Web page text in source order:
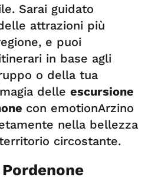
Sarai guidato
attrazioni più
e puoi
in base agli
o della tua
delle escursione
con emotionArzino
nella bellezza
circostante.